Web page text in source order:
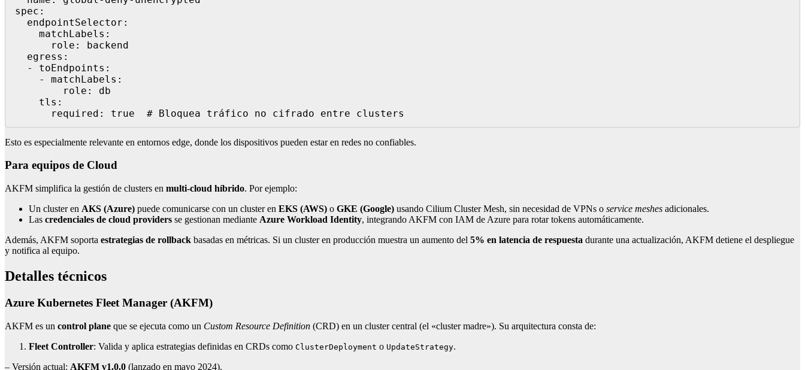
spec:
      required: true  # Bloquea tráfico no cifrado entre clusters
Esto es especialmente relevante en entornos edge, donde los dispositivos pueden estar en redes no confiables.
Para equipos de Cloud
AKFM simplifica la gestión de clusters en multi-cloud híbrido. Por ejemplo:
Un cluster en AKS (Azure) puede comunicarse con un cluster en EKS (AWS) o GKE (Google) usando Cilium Cluster Mesh, sin necesidad de VPNs o service meshes adicionales.
Las credenciales de cloud providers se gestionan mediante Azure Workload Identity, integrando AKFM con IAM de Azure para rotar tokens automáticamente.
Además, AKFM soporta estrategias de rollback basadas en métricas. Si un cluster en producción muestra un aumento del 5% en latencia de respuesta durante una actualización, AKFM detiene el despliegue
y notifica al equipo.
Detalles técnicos
Azure Kubernetes Fleet Manager (AKFM)
AKFM es un control plane que se ejecuta como un Custom Resource Definition (CRD) en un cluster central (el «cluster madre»). Su arquitectura consta de:
Fleet Controller: Valida y aplica estrategias definidas en CRDs como ClusterDeployment o UpdateStrategy.
– Versión actual: AKFM v1.0.0 (lanzado en mayo 2024).